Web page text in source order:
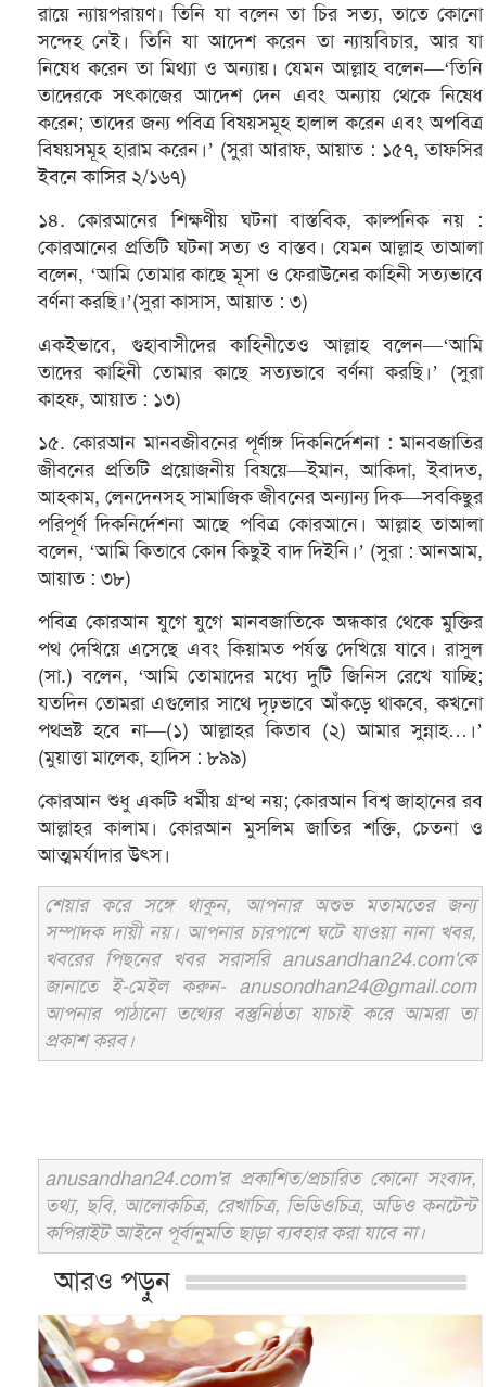
রায়ে ন্যায়পরায়ণ। তিনি যা বলেন তা চির সত্য, তাতে কোনো
সন্দেহ নেই। তিনি যা আদেশ করেন তা ন্যায়বিচার, আর যা
নিষেধ করেন তা মিথ্যা ও অন্যায়। যেমন আল্লাহ বলেন—‘তিনি
তাদেরকে সৎকাজের আদেশ দেন এবং অন্যায় থেকে নিষেধ
করেন; তাদের জন্য পবিত্র বিষয়সমূহ হালাল করেন এবং অপবিত্র
বিষয়সমূহ হারাম করেন।’ (সুরা আরাফ, আয়াত : ১৫৭, তাফসির
ইবনে কাসির ২/১৬৭)
১৪. কোরআনের শিক্ষণীয় ঘটনা বাস্তবিক, কাল্পনিক নয় :
কোরআনের প্রতিটি ঘটনা সত্য ও বাস্তব। যেমন আল্লাহ তাআলা
বলেন, ‘আমি তোমার কাছে মূসা ও ফেরাউনের কাহিনী সত্যভাবে
বর্ণনা করছি।’(সুরা কাসাস, আয়াত : ৩)
একইভাবে, গুহাবাসীদের কাহিনীতেও আল্লাহ বলেন—‘আমি
তাদের কাহিনী তোমার কাছে সত্যভাবে বর্ণনা করছি।’ (সুরা
কাহফ, আয়াত : ১৩)
১৫. কোরআন মানবজীবনের পূর্ণাঙ্গ দিকনির্দেশনা : মানবজাতির
জীবনের প্রতিটি প্রয়োজনীয় বিষয়ে—ইমান, আকিদা, ইবাদত,
আহকাম, লেনদেনসহ সামাজিক জীবনের অন্যান্য দিক—সবকিছুর
পরিপূর্ণ দিকনির্দেশনা আছে পবিত্র কোরআনে। আল্লাহ তাআলা
বলেন, ‘আমি কিতাবে কোন কিছুই বাদ দিইনি।’ (সুরা : আনআম,
আয়াত : ৩৮)
পবিত্র কোরআন যুগে যুগে মানবজাতিকে অন্ধকার থেকে মুক্তির
পথ দেখিয়ে এসেছে এবং কিয়ামত পর্যন্ত দেখিয়ে যাবে। রাসুল
(সা.) বলেন, ‘আমি তোমাদের মধ্যে দুটি জিনিস রেখে যাচ্ছি;
যতদিন তোমরা এগুলোর সাথে দৃঢ়ভাবে আঁকড়ে থাকবে, কখনো
পথভ্রষ্ট হবে না—(১) আল্লাহর কিতাব (২) আমার সুন্নাহ…।’
(মুয়াত্তা মালেক, হাদিস : ৮৯৯)
কোরআন শুধু একটি ধর্মীয় গ্রন্থ নয়; কোরআন বিশ্ব জাহানের রব
আল্লাহর কালাম। কোরআন মুসলিম জাতির শক্তি, চেতনা ও
আত্মমর্যাদার উৎস।
শেয়ার করে সঙ্গে থাকুন, আপনার অশুভ মতামতের জন্য
সম্পাদক দায়ী নয়। আপনার চারপাশে ঘটে যাওয়া নানা খবর,
খবরের পিছনের খবর সরাসরি anusandhan24.com'কে
জানাতে ই-মেইল করুন- anusondhan24@gmail.com
আপনার পাঠানো তথ্যের বস্তুনিষ্ঠতা যাচাই করে আমরা তা
প্রকাশ করব।
anusandhan24.com'র প্রকাশিত/প্রচারিত কোনো সংবাদ,
তথ্য, ছবি, আলোকচিত্র, রেখাচিত্র, ভিডিওচিত্র, অডিও কনটেন্ট
কপিরাইট আইনে পূর্বানুমতি ছাড়া ব্যবহার করা যাবে না।
আরও পড়ুন